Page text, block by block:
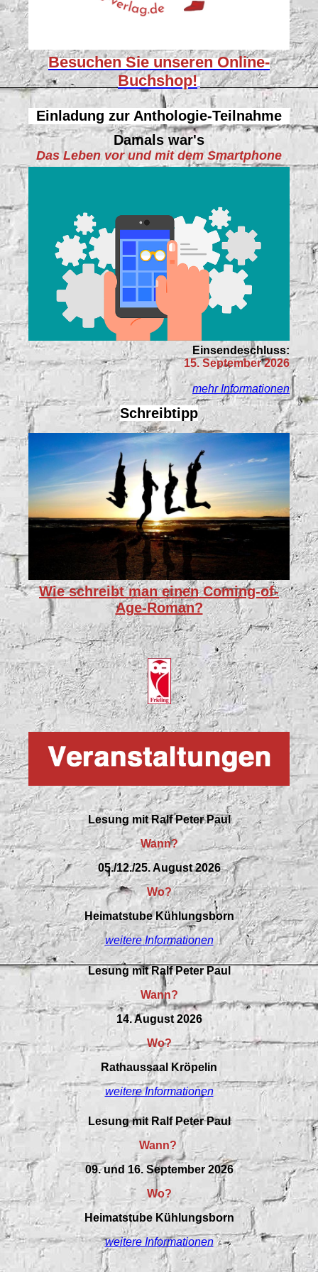
Besuchen Sie unserenOnline-
Buchshop!
Einladung zur Anthologie-Teilnahme
Damals war's
Das Leben vor und mit dem Smartphone
Einsendeschluss:
15. September 2026
mehr Informationen
Schreibtipp
Wie schreibt man einen Coming-of-
Age-Roman?
Lesung mit Ralf Peter Paul
Wann?
05./12./25. August 2026
Wo?
Heimatstube Kühlungsborn
weitere Informationen
Lesung mit Ralf Peter Paul
Wann?
14. August 2026
Wo?
Rathaussaal Kröpelin
weitere Informationen
Lesung mit Ralf Peter Paul
Wann?
09. und 16. September 2026
Wo?
Heimatstube Kühlungsborn
weitere Informationen